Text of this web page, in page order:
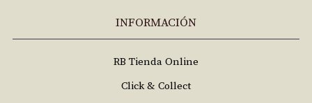
INFORMACIÓN
RB Tienda Online
Click & Collect